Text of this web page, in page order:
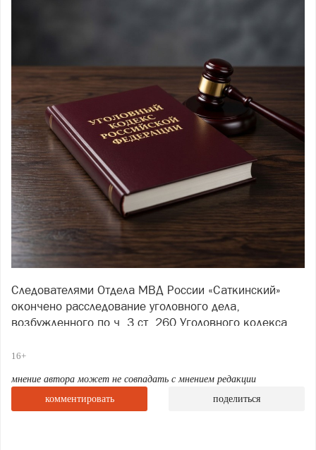
Следователями Отдела МВД России «Саткинский»
окончено расследование уголовного дела,
возбужденного по ч. 3 ст. 260 Уголовного кодекса
насаждений).
Ранее в городе Бакале оперативники экономической
безопасности и противодействия коррупции ОМВД
выявили и задокументировали факт незаконной
16+
мнение автора может не совпадать с мнением редакции
комментировать
поделиться